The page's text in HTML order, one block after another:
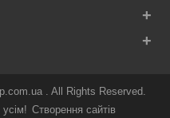
+
+
. All Rights Reserved.
Створення сайтів